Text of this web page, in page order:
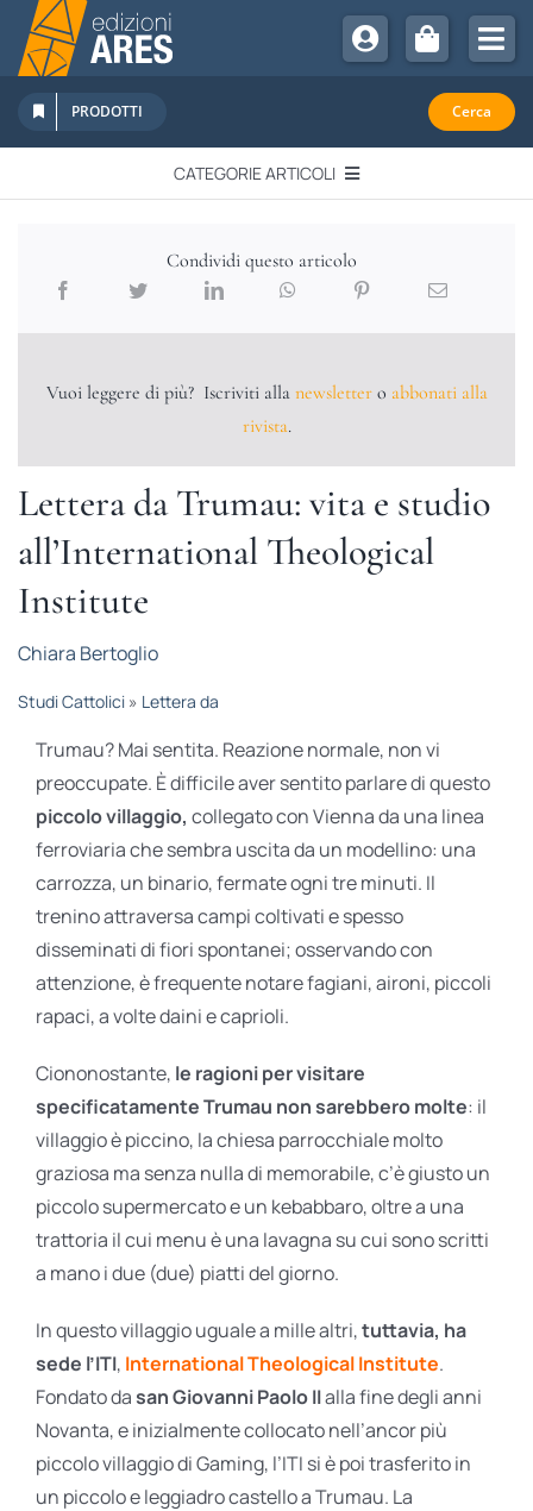
Salta
contenuto
Chi Siamo
Sostienici
Abbonamenti
Newsletter
Libri Ares
PRODOTTI Cerca
CATEGORIE ARTICOLI
QUADERNI MONOGRAFICI
RECENSIONI
STUDI
Condividi questo articolo
Vuoi leggere di più? Iscriviti alla newslettero abbonati alla
rivista.
Lettera da Trumau: vita e studio
all’International Theological
Institute
Chiara Bertoglio
Studi Cattolici» Lettera da
Trumau? Mai sentita. Reazione normale, non vi
preoccupate. È difficile aver sentito parlare di questo
piccolo villaggio, collegato con Vienna da una linea
ferroviaria che sembra uscita da un modellino: una
carrozza, un binario, fermate ogni tre minuti. Il
trenino attraversa campi coltivati e spesso
disseminati di fiori spontanei; osservando con
attenzione, è frequente notare fagiani, aironi, piccoli
rapaci, a volte daini e caprioli.
Ciononostante, le ragioni per visitare
specificatamente Trumau non sarebbero molte: il
villaggio è piccino, la chiesa parrocchiale molto
graziosa ma senza nulla di memorabile, c’è giusto un
piccolo supermercato e un kebabbaro, oltre a una
trattoria il cui menu è una lavagna su cui sono scritti
a mano i due (due) piatti del giorno.
In questo villaggio uguale a mille altri,tuttavia, ha
sede l’ITI, International Theological Institute.
Fondato dasan Giovanni Paolo IIalla fine degli anni
Novanta, e inizialmente collocato nell’ancor più
piccolo villaggio di Gaming, l’ITI si è poi trasferito in
un piccolo e leggiadro castello a Trumau. La